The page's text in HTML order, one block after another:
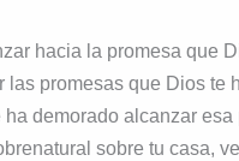
hacia la promesa que
promesas que Dios te
demorado alcanzar esa
sobre tu casa,